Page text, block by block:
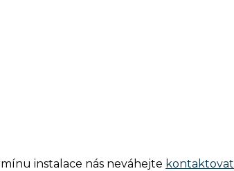
instalace nás neváhejte kontaktovat